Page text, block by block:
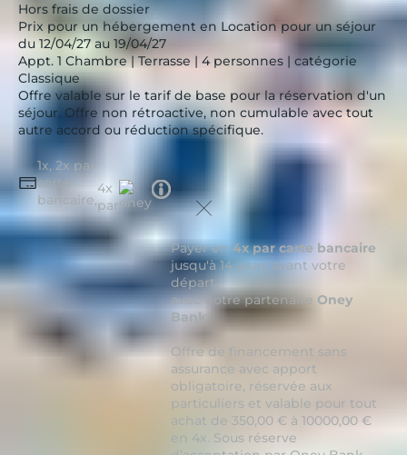
Hors frais de dossier
Prix pour un hébergement en Location pour un séjour
du 12/04/27 au 19/04/27
Appt. 1 Chambre | Terrasse | 4 personnes | catégorie
Classique
Offre valable sur le tarif de base pour la réservation d'un
séjour. Offre non rétroactive, non cumulable avec tout
autre accord ou réduction spécifique.
1x, 2x par
carte
bancaire,
4x
par
Tooltip
icon
Payer en 4x par carte bancaire
jusqu'à 14 jours avant votre
départ,
avec notre partenaire Oney
Bank
Offre de financement sans
assurance avec apport
obligatoire, réservée aux
particuliers et valable pour tout
achat de 350,00 € à 10000,00 €
en 4x. Sous réserve